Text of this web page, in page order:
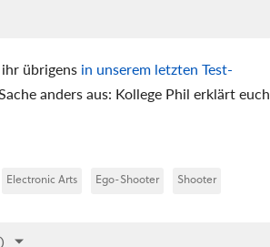
übrigens in unserem letzten Test-
anders aus: Kollege Phil erklärt euch
Electronic Arts Ego-Shooter Shooter